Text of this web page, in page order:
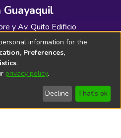
Guayaquil
y Av. Quito Edificio
- Planta baja
Bibliolatino.com
information for the
Preferences,
.
privacy policy.
Decline That's ok